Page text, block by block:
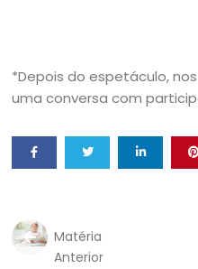
*Depois do espetáculo,
uma conversa com
Matéria
Anterior